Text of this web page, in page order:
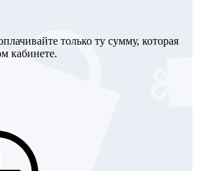
только ту сумму, которая
кабинете.